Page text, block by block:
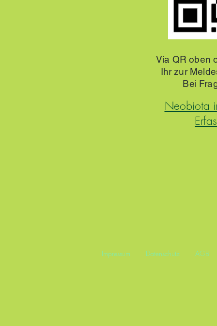
Via QR oben
Ihr zur
Bei
Neobiota
Impressum Datenschutz AGB